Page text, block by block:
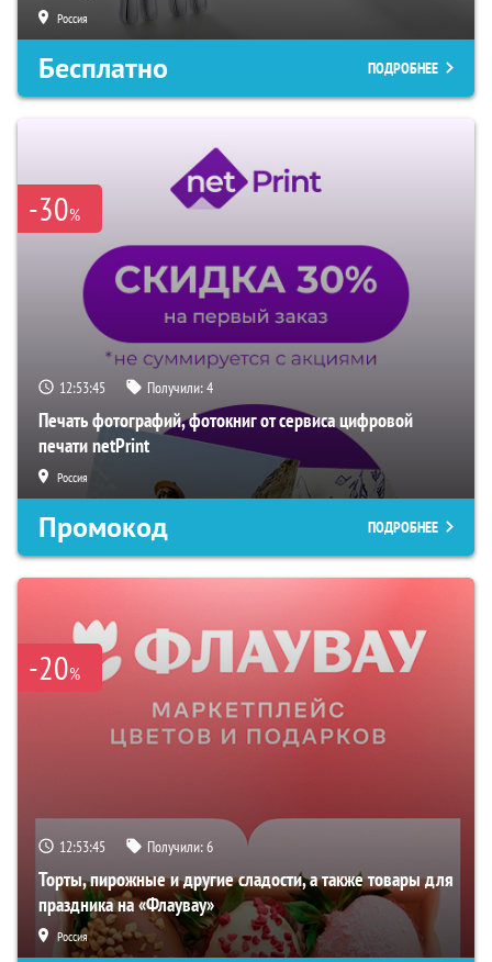
Россия
Бесплатно ПОДРОБНЕЕ
-30%
12:53:44 Получили:4
Печать фотографий, фотокниг от сервиса цифровой
печати netPrint
Россия
Промокод ПОДРОБНЕЕ
-20%
12:53:44 Получили:6
Торты, пирожные и другие сладости, а также товары для
праздника на «Флаувау»
Россия